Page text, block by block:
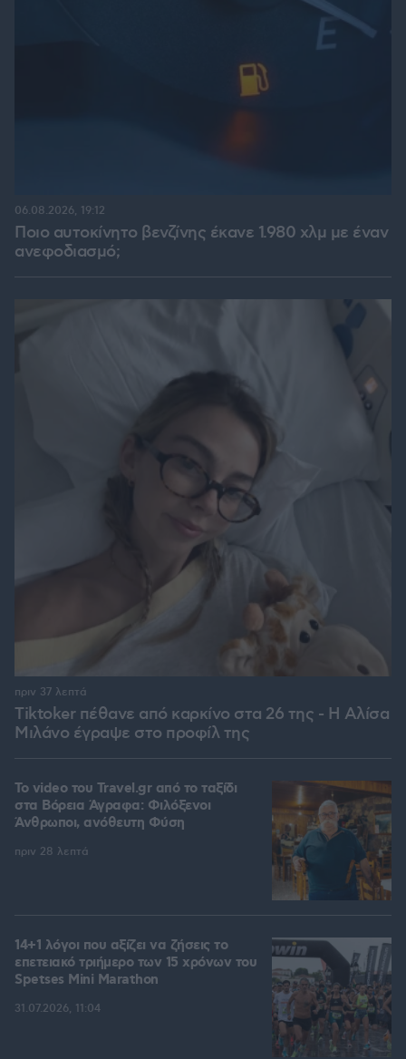
Ποιο αυτοκίνητο βενζίνης έκανε 1.980 χλμ με έναν
ανεφοδιασμό;
06.08.2026, 19:12
Tiktoker πέθανε από καρκίνο στα 26 της - Η Αλίσα
Μιλάνο έγραψε στο προφίλ της
πριν 37 λεπτά
To video του Travel.gr από το ταξίδι
στα Βόρεια Άγραφα: Φιλόξενοι
Άνθρωποι, ανόθευτη Φύση
πριν 28 λεπτά
14+1 λόγοι που αξίζει να ζήσεις το
επετειακό τριήμερο των 15 χρόνων του
Spetses Mini Marathon
31.07.2026, 11:04